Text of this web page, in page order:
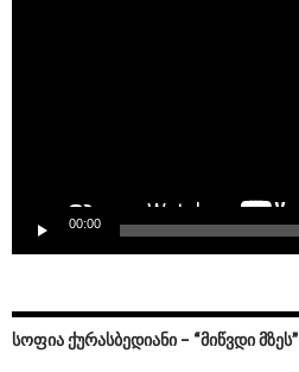
00:00
ᲡᲝᲤᲘᲐ ᲥᲣᲠᲐᲡᲑᲔᲓᲘᲐᲜᲘ – “ᲛᲘᲬᲕᲓᲘ ᲛᲖᲔᲡ”